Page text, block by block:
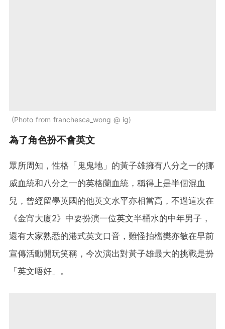
Photo from franchesca_wong @ ig
為了角色扮不會英文
眾所周知，性格「鬼鬼地」的黃子雄擁有八分之一的挪
威血統和八分之一的英格蘭血統，稱得上是半個混血
兒，曾經留學英國的他英文水平亦相當高，不過這次在
《金宵大廈2》中要扮演一位英文半桶水的中年男子，
還有大家熟悉的港式英文口音，難怪拍檔樊亦敏在早前
宣傳活動開玩笑稱，今次演出對黃子雄最大的挑戰是扮
「英文唔好」。